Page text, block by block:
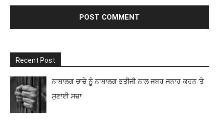
Recent Post
ਨਾਬਾਲਗ ਚਾਚੇ ਨੂੰ ਨਾਬਾਲਗ ਭਤੀਜੀ ਨਾਲ ਜਬਰ ਜਨਾਹ ਕਰਨ ‘ਤੇ
ਸੁਣਾਈ ਸਜ਼ਾ